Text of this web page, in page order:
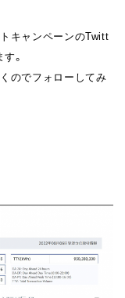
キャンペーンのTwitt
。
のでフォローしてみ